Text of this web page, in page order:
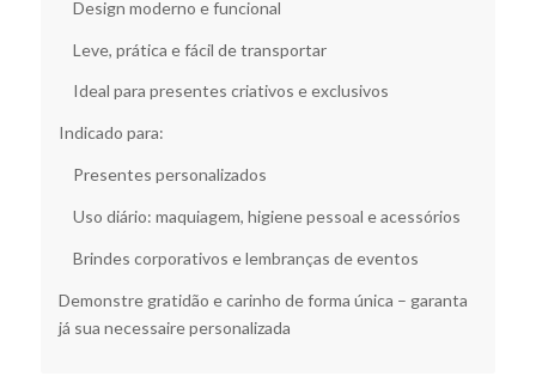
Design moderno e funcional
Leve, prática e fácil de transportar
Ideal para presentes criativos e exclusivos
Indicado para:
Presentes personalizados
Uso diário: maquiagem, higiene pessoal e acessórios
Brindes corporativos e lembranças de eventos
Demonstre gratidão e carinho de forma única – garanta
já sua necessaire personalizada